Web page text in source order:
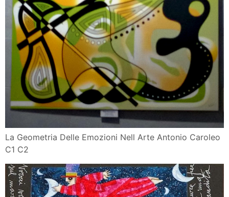
La Geometria Delle Emozioni Nell Arte Antonio Caroleo
C1 C2